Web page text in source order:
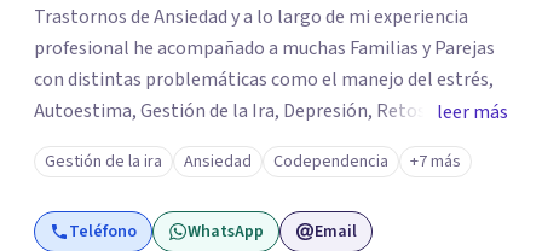
Trastornos de Ansiedad y a lo largo de mi experiencia
profesional he acompañado a muchas Familias y Parejas
con distintas problemáticas como el manejo del estrés,
Autoestima, Gestión de la Ira, Depresión, Retos en la
Crianza, Codependencia, Celos, entre otros. Cuento con
más de 12 años de experiencia en el área de la Salud
mental y he trabajado en distintos contextos clínicos con
niños, Adolescentes y Adultos
leer más
Gestión de la ira Ansiedad Codependencia +7 más
Teléfono WhatsApp Email